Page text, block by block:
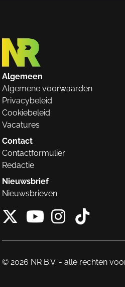
Algemeen
Algemene voorwaarden
Privacybeleid
Cookiebeleid
Vacatures
Contact
Contactformulier
Redactie
Nieuwsbrief
Nieuwsbrieven
X van
© 2026 NR B.V. - alle rechten